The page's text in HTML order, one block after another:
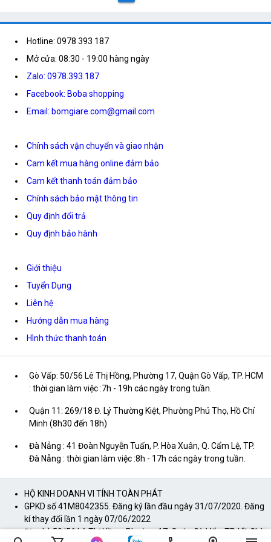
Hotline: 0978 393 187
Mở cửa: 08:30 - 19:00 hàng ngày
Zalo: 0978.393.187
Facebook: Boba shopping
Email: bomgiare.com@gmail.com
Chính sách vận chuyển và giao nhận
Cam kết mua hàng online đảm bảo
Cam kết thanh toán đảm bảo
Chính sách bảo mật thông tin
Quy định đổi trả
Quy định bảo hành
Giới thiệu
Tuyển Dụng
Liên hệ
Hướng dẫn mua hàng
Hình thức thanh toán
Gò Vấp: 50/56 Lê Thị Hồng, Phường 17, Quận Gò Vấp, TP. HCM
: thời gian làm việc :7h - 19h các ngày trong tuần.
Quận 11: 269/18 Đ. Lý Thường Kiệt, Phường Phú Thọ, Hồ Chí
Minh (8h30 đến 18h)
Đà Nẵng : 41 Đoàn Nguyễn Tuấn, P. Hòa Xuân, Q. Cẩm Lệ, TP.
Đà Nẵng : thời gian làm việc :8h - 17h các ngày trong tuần.
HỘ KINH DOANH VI TÍNH TOÀN PHÁT
GPKD số 41M8042355. Đăng ký lần đầu ngày 31/07/2020. Đăng
kí thay đổi lần 1 ngày 07/06/2022
Địa chỉ: 50/56 Lê Thị Hồng, Phường 17, Quận Gò Vấp, TP. Hồ Chí